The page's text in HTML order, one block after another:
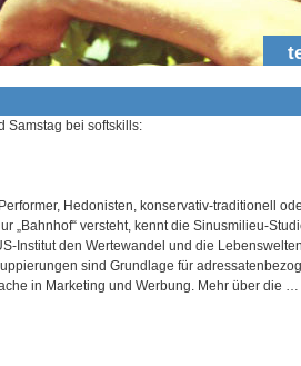
Samstag bei softskills:
Hedonisten, konservativ-traditionell
„Bahnhof“ versteht, kennt die Sinusmilieu-
Institut den Wertewandel und die
sind Grundlage für
in Marketing und Werbung. Mehr über die …